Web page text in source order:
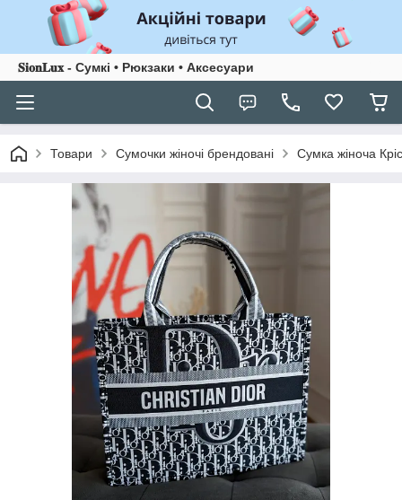
𝐒𝐢𝐨𝐧𝐋𝐮𝐱 - Сумкі • Рюкзаки • Аксесуари
Товари Сумочки жіночі брендовані Сумка жіноча